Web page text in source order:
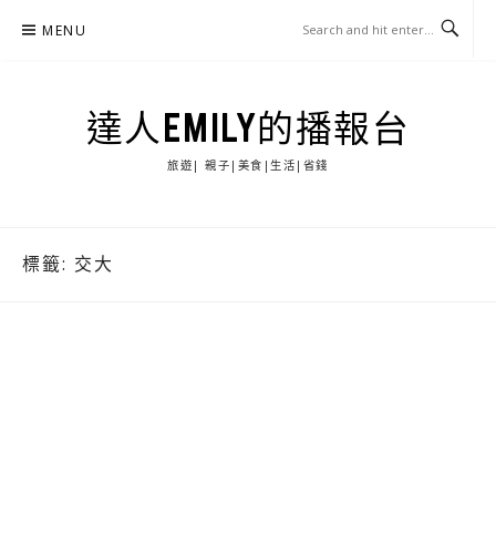
MENU
達人EMILY的播報台
旅遊| 親子|美食|生活|省錢
標籤: 交大